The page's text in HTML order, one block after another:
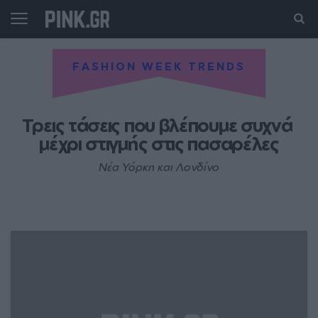
FASHION WEEK TRENDS
Τρεις τάσεις που βλέπουμε συχνά
μέχρι στιγμής στις πασαρέλες
Νέα Υόρκη και Λονδίνο